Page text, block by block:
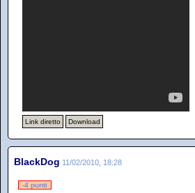
Link diretto Download
BlackDog 11/02/2010, 18:28
-4 punti